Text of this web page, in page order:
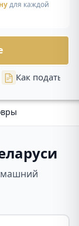
Как подать
для каждой